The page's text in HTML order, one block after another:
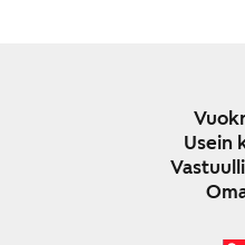
Usein